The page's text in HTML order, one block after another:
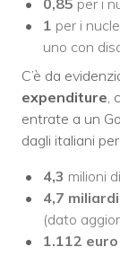
1 per i
uno con
C’è da
expenditure
entrate a un
dagli italiani
4,3 milioni
4,7
(dato
1.112 euro